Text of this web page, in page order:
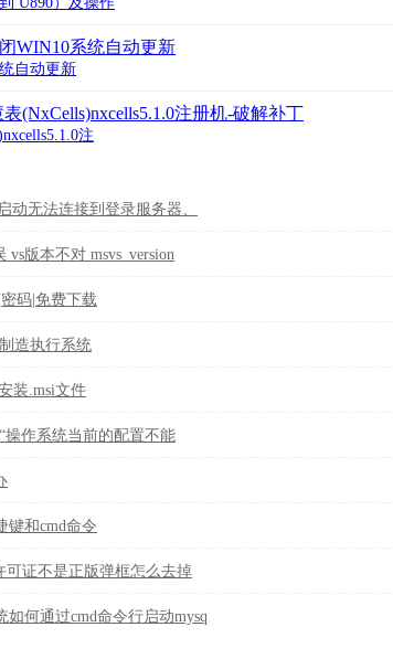
自动更新
注
动无法连接到登录服务器、
vs版本不对 msvs_version
码|免费下载
造执行系统
装.msi文件
操作系统当前的配置不能
键和cmd命令
可证不是正版弹框怎么去掉
如何通过cmd命令行启动mysq